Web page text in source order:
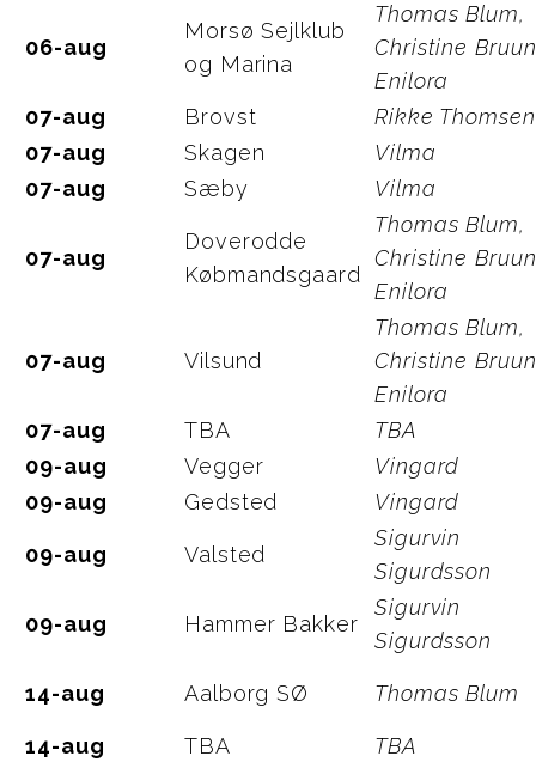
06-aug
Morsø Sejlklub
og Marina
Thomas Blum,
Christine
Enilora
07-aug
Brovst
Rikke Thomsen
07-aug
Skagen
Vilma
07-aug
Sæby Vilma
07-aug
Doverodde
Købmandsgaard
Thomas Blum,
Christine
Enilora
07-aug Vilsund
Thomas Blum,
Christine
Enilora
07-aug
TBA
TBA
09-aug
Vegger
Vingard
09-aug
Gedsted Vingard
09-aug Valsted
Sigurvin
Sigurdsson
09-aug Hammer Bakker
Sigurvin
Sigurdsson
14-aug Aalborg SØ Thomas Blum
14-aug TBA
TBA